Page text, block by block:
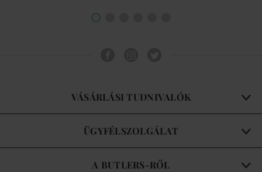
VÁSÁRLÁSI TUDNIVALÓK
ÜGYFÉLSZOLGÁLAT
A BUTLERS-RŐL